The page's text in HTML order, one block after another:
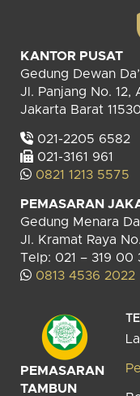
KANTOR PUSAT
Gedung Dewan
Jl. Panjang No.
Jakarta Barat
021-2205 6582
021-3161 961
0821 1213 5575
PEMASARAN
Gedung Menara
Jl. Kramat Raya
Telp: 021 – 319
0813 4536 2022
PEMASARAN
TAMBUN